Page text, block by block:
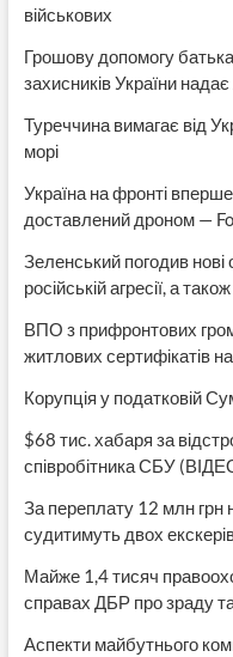
військових
Грошову допомогу
захисників України
Туреччина вимагає від
морі
Україна на фронті
доставлений дроном —
Зеленський погодив нові
російській агресії, а
ВПО з прифронтових
житлових сертифікатів
Корупція у податковій
$68 тис. хабаря за
співробітника СБУ
За переплату 12 млн грн
судитимуть двох
Майже 1,4 тисяч
справах ДБР про зраду
Аспекти майбутнього